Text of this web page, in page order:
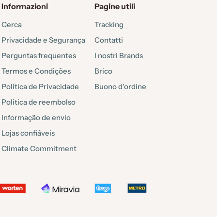
Informazioni
Cerca
Privacidade e Segurança
Perguntas frequentes
Termos e Condições
Política de Privacidade
Politica de reembolso
Informação de envio
Lojas confiáveis
Climate Commitment
Pagine utili
Tracking
Contatti
I nostri Brands
Brico
Buono d'ordine